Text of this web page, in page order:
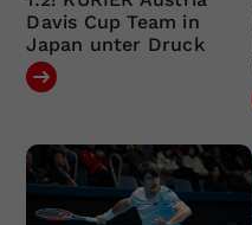
Davis Cup Team in
Japan unter Druck